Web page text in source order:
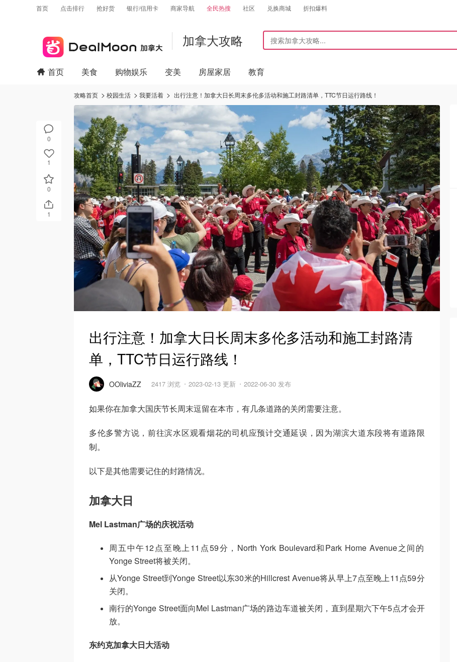
首页 点击排行 抢好货 银行/信用卡 商家导航 全民热搜 社区 兑换商城 折扣爆料
加拿大攻略
0
1
0
1
首页 美食 购物娱乐 变美 房屋家居 教育
攻略首页 校园生活 我要活着 出行注意！加拿大日长周末多伦多活动和施工封路清单，TTC节日运行路线！
出行注意！加拿大日长周末多伦多活动和施工封路清
单，TTC节日运行路线！
OOliviaZZ 2417 浏览 2023-02-13 更新 2022-06-30 发布
如果你在加拿大国庆节长周末逗留在本市，有几条道路的关闭需要注意。
多伦多警方说，前往滨水区观看烟花的司机应预计交通延误，因为湖滨大道东段将有道路限
制。
以下是其他需要记住的封路情况。
加拿大日
Mel Lastman广场的庆祝活动
周五中午12点至晚上11点59分，North York Boulevard和Park Home Avenue之间的
Yonge Street将被关闭。
从Yonge Street到Yonge Street以东30米的Hillcrest Avenue将从早上7点至晚上11点59分
关闭。
南行的Yonge Street面向Mel Lastman广场的路边车道被关闭，直到星期六下午5点才会开
放。
东约克加拿大日大活动